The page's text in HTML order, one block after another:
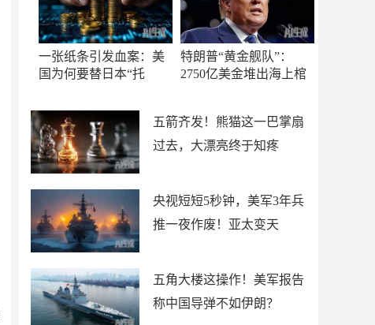
一张纸条引发血案：美
国为何要替日本“托
特朗普“黄金舰队”：
2750亿美金堆出海上棺
五箭齐发！熊猫这一巴掌扇
过去，大漂亮终于知疼
央视短短5秒钟，美军3年兵
推一夜作废！亚太变天
五角大楼这操作！美军报告
称中国导弹不如伊朗？